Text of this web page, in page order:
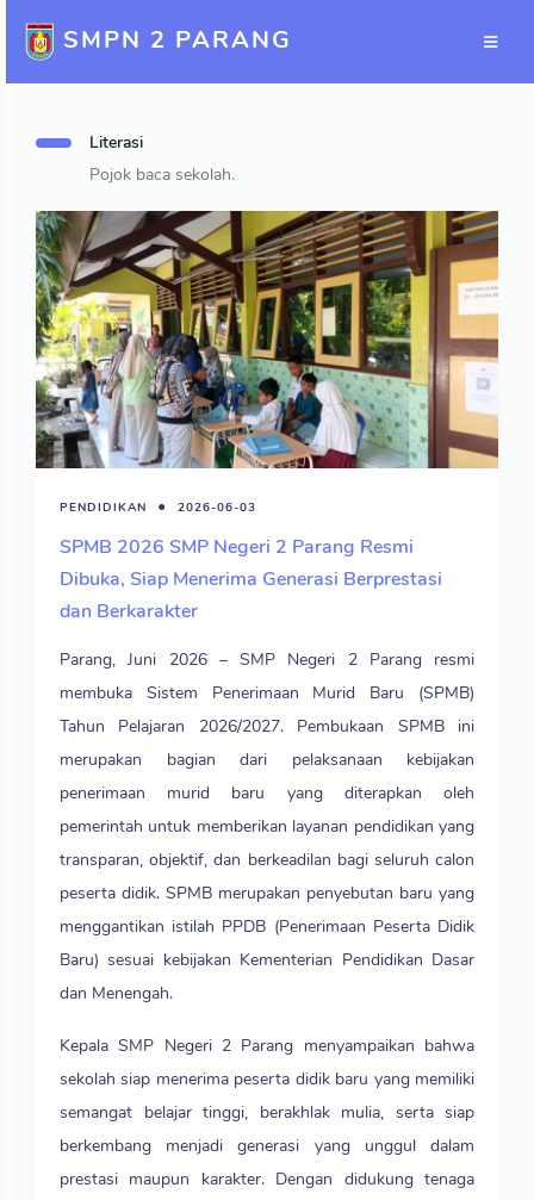
SMPN 2 PARANG
Literasi
Pojok baca sekolah.
PENDIDIKAN 2026-06-03
SPMB 2026 SMP Negeri 2 Parang Resmi
Dibuka, Siap Menerima Generasi Berprestasi
dan Berkarakter
Parang, Juni 2026 – SMP Negeri 2 Parang resmi
membuka Sistem Penerimaan Murid Baru (SPMB)
Tahun Pelajaran 2026/2027. Pembukaan SPMB ini
merupakan bagian dari pelaksanaan kebijakan
penerimaan murid baru yang diterapkan oleh
pemerintah untuk memberikan layanan pendidikan yang
transparan, objektif, dan berkeadilan bagi seluruh calon
peserta didik. SPMB merupakan penyebutan baru yang
menggantikan istilah PPDB (Penerimaan Peserta Didik
Baru) sesuai kebijakan Kementerian Pendidikan Dasar
dan Menengah.
Kepala SMP Negeri 2 Parang menyampaikan bahwa
sekolah siap menerima peserta didik baru yang memiliki
semangat belajar tinggi, berakhlak mulia, serta siap
berkembang menjadi generasi yang unggul dalam
prestasi maupun karakter. Dengan didukung tenaga